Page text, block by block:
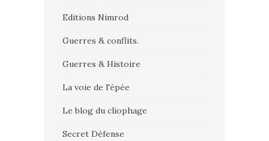
Editions Nimrod
Guerres & conflits.
Guerres & Histoire
La voie de l'épée
Le blog du cliophage
Secret Défense